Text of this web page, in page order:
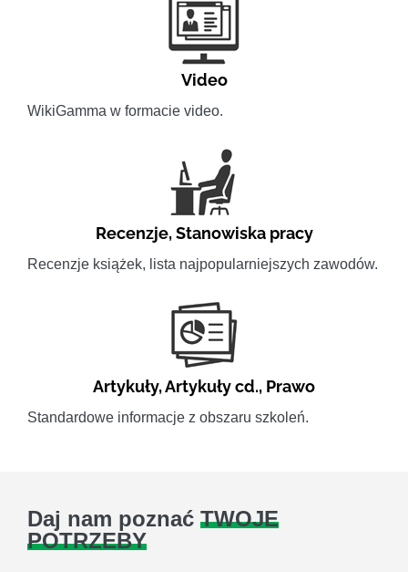
Video
WikiGamma w formacie video.
Recenzje,Stanowiska pracy
Recenzje książek, lista najpopularniejszych zawodów.
Artykuły,Artykuły cd., Prawo
Standardowe informacje z obszaru szkoleń.
Daj nam poznać TWOJE
POTRZEBY